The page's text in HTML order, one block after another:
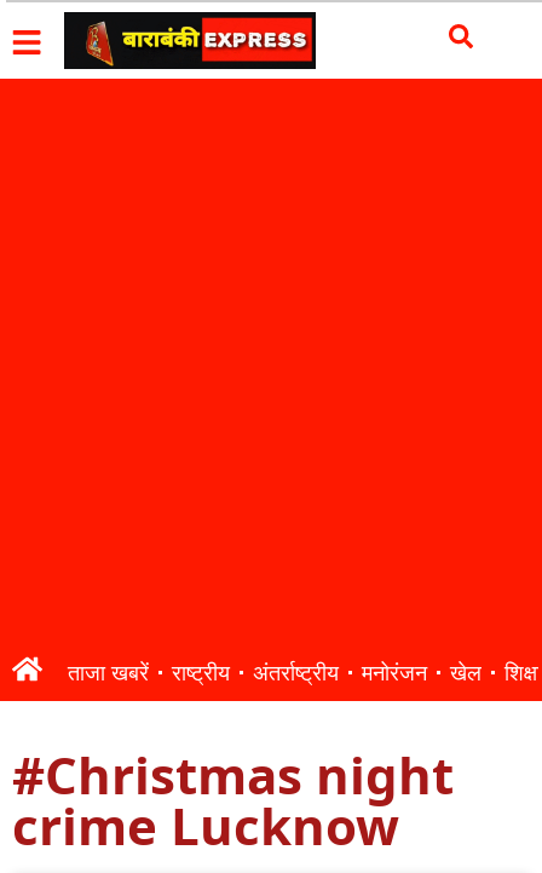
ताजा खबरें राष्ट्रीय अंतर्राष्ट्रीय मनोरंजन खेल शिक्षा
#Christmas night
crime Lucknow